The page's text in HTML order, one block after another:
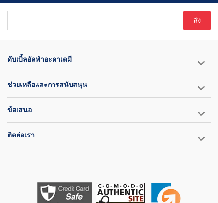
ส่ง
ดับเบิ้ลอัลฟ่าอะคาเดมี
ช่วยเหลือและการสนับสนุน
ข้อเสนอ
ติดต่อเรา